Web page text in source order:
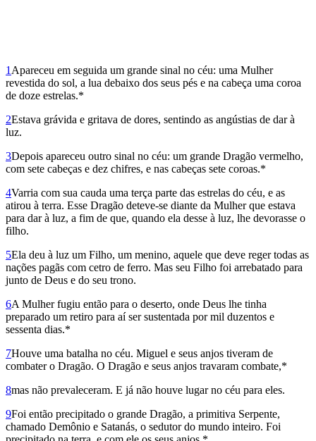
1 Apareceu em seguida um grande sinal no céu: uma Mulher
revestida do sol, a lua debaixo dos seus pés e na cabeça uma coroa
de doze estrelas.*
2Estava grávida e gritava de dores, sentindo as angústias de dar à
luz.
3Depois apareceu outro sinal no céu: um grande Dragão vermelho,
com sete cabeças e dez chifres, e nas cabeças sete coroas.*
4Varria com sua cauda uma terça parte das estrelas do céu, e as
atirou à terra. Esse Dragão deteve-se diante da Mulher que estava
para dar à luz, a fim de que, quando ela desse à luz, lhe devorasse o
filho.
5Ela deu à luz um Filho, um menino, aquele que deve reger todas as
nações pagãs com cetro de ferro. Mas seu Filho foi arrebatado para
junto de Deus e do seu trono.
6A Mulher fugiu então para o deserto, onde Deus lhe tinha
preparado um retiro para aí ser sustentada por mil duzentos e
sessenta dias.*
7Houve uma batalha no céu. Miguel e seus anjos tiveram de
combater o Dragão. O Dragão e seus anjos travaram combate,*
8mas não prevaleceram. E já não houve lugar no céu para eles.
9Foi então precipitado o grande Dragão, a primitiva Serpente,
chamado Demônio e Satanás, o sedutor do mundo inteiro. Foi